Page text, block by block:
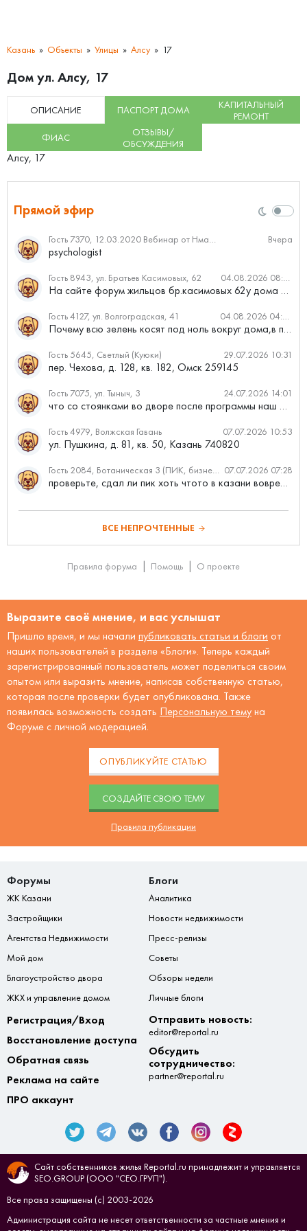
Казань Объекты Улицы Алсу 17
Дом ул. Алсу, 17
ОПИСАНИЕ ПАСПОРТ ДОМА
КАПИТАЛЬНЫЙ
РЕМОНТ
ФИАС
ОТЗЫВЫ/
ОБСУЖДЕНИЯ
Алсу, 17
Прямой эфир
Гость 7370, 12.03.2020 Вебинар от Нмаркет.ПРО: «Актуальное об ипотеке: что нужно знать» Вчера
psychologist
Гость 8943, ул. Братьев Касимовых, 62 04.08.2026 08:34
На сайте форум жильцов бр.касимовых 62у дома растут красивые...
Гость 4127, ул. Волгоградская, 41 04.08.2026 04:46
Почему всю зелень косят под ноль вокруг дома,в полисадниках....
Гость 5645, Светлый (Куюки) 29.07.2026 10:31
пер. Чехова, д. 128, кв. 182, Омск 259145
Гость 7075, ул. Тыныч, 3 24.07.2026 14:01
что со стоянками во дворе после программы наш двор
Гость 4979, Волжская Гавань 07.07.2026 10:53
ул. Пушкина, д. 81, кв. 50, Казань 740820
Гость 2084, Ботаническая 3 (ПИК, бизнес-класс) 07.07.2026 07:28
проверьте, сдал ли пик хоть чтото в казани вовремя?
ВСЕ НЕПРОЧТЕННЫЕ
Правила форума Помощь О проекте
Выразите своё мнение, и вас услышат
Пришло время, и мы начали публиковать статьи и блоги от
наших пользователей в разделе «Блоги». Теперь каждый
зарегистрированный пользователь может поделиться своим
опытом или выразить мнение, написав собственную статью,
которая после проверки будет опубликована. Также
появилась возможность создать Персональную тему на
Форуме с личной модерацией.
ОПУБЛИКУЙТЕ СТАТЬЮ
CОЗДАЙТЕ СВОЮ ТЕМУ
Правила публикации
Форумы
ЖК Казани
Застройщики
Агентства Недвижимости
Мой дом
Благоустройство двора
ЖКХ и управление домом
Блоги
Аналитика
Новости недвижимости
Пресс-релизы
Советы
Обзоры недели
Личные блоги
Регистрация/Вход
Восстановление доступа
Обратная связь
Реклама на сайте
ПРО аккаунт
Отправить новость:
editor@reportal.ru
Обсудить
сотрудничество:
partner@reportal.ru
Сайт собственников жилья Reportal.ru принадлежит и управляется
SEO.GROUP (ООО "СЕО.ГРУП").
Все права защищены (с) 2003-2026
Администрация сайта не несет ответственности за частные мнения и